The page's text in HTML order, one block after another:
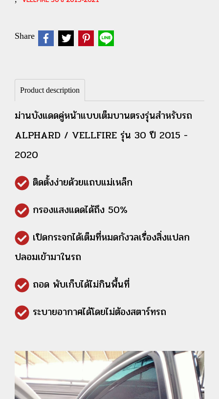
Share
Product description
ม่านบังแดดคู่หน้าแบบเต็มบานตรงรุ่นสำหรับรถ
ALPHARD / VELLFIRE รุ่น 30 ปี 2015 -
2020
ติดตั้งง่ายด้วยแถบแม่เหล็ก
กรองแสงแดดได้ถึง 50%
เปิดกระจกได้เต็มที่หมดกังวลเรื่องสิ่งแปลก
ปลอมเข้ามาในรถ
ถอด พับเก็บได้ไม่กินพื้นที่
ระบายอากาศได้โดยไม่ต้องสตาร์ทรถ